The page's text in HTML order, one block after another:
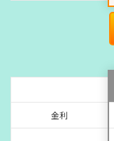
金利